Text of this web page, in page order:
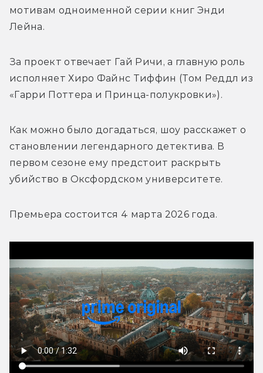
мотивам одноименной серии книг Энди
Лейна.
За проект отвечает Гай Ричи, а главную роль
исполняет Хиро Файнс Тиффин (Том Реддл из
«Гарри Поттера и Принца-полукровки») .
Как можно было догадаться, шоу расскажет о
становлении легендарного детектива. В
первом сезоне ему предстоит раскрыть
убийство в Оксфордском университете.
Премьера состоится 4 марта 2026 года.